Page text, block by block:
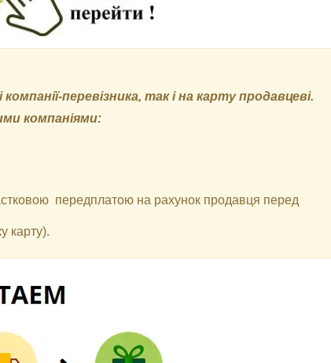
перевізника, так і на карту продавцеві.
компаніями:
передплатою на рахунок продавця перед
карту).